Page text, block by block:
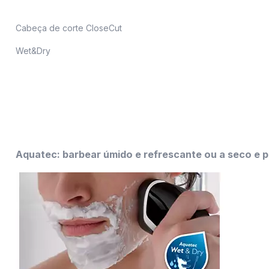
Cabeça de corte CloseCut
Wet&Dry
Aquatec: barbear úmido e refrescante ou a seco e